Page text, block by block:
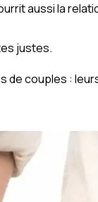
aussi la
justes.
de couples :